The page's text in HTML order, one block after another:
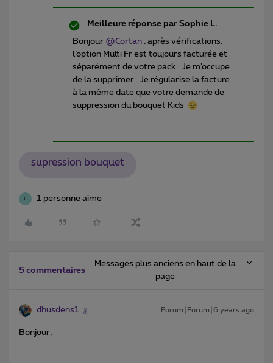
Meilleure réponse par Sophie L.
Bonjour @Cortan , après vérifications,
l’option Multi Fr est toujours facturée et
séparément de votre pack . Je m’occupe
de la supprimer . Je régularise la facture
à la même date que votre demande de
suppression du bouquet Kids
supression bouquet
C 1 personne aime
5 commentaires
Messages plus anciens en haut de la
page
dhusdens1 Forum|Forum|6 years ago
Bonjour,